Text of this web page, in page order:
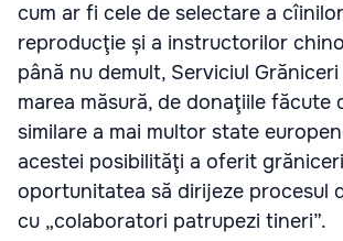
cum ar fi cele de selectare a
reproducţie și a instructorilor
până nu demult, Serviciul
marea măsură, de donaţiile făcute
similare a mai multor state
acestei posibilităţi a oferit
oportunitatea să dirijeze procesul
cu „colaboratori patrupezi tineri”.